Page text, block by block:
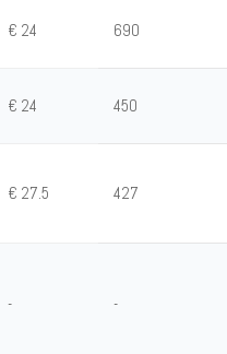
€ 24 690
€ 24 450
€ 27.5 427
- -